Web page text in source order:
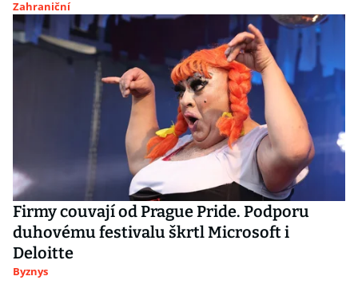
Zahraniční
Firmy couvají od Prague Pride. Podporu
duhovému festivalu škrtl Microsoft i
Deloitte
Byznys